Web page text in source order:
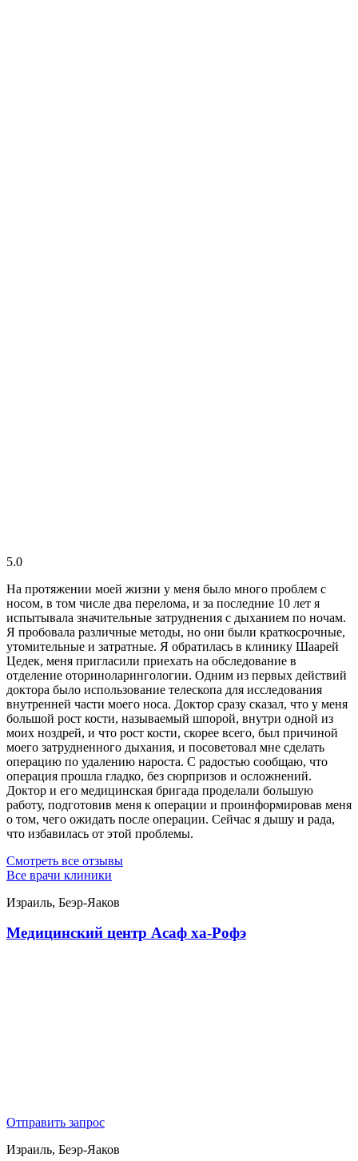
5.0
На протяжении моей жизни у меня было много проблем с
носом, в том числе два перелома, и за последние 10 лет я
испытывала значительные затруднения с дыханием по ночам.
Я пробовала различные методы, но они были краткосрочные,
утомительные и затратные. Я обратилась в клинику Шаарей
Цедек, меня пригласили приехать на обследование в
отделение оториноларингологии. Одним из первых действий
доктора было использование телескопа для исследования
внутренней части моего носа. Доктор сразу сказал, что у меня
большой рост кости, называемый шпорой, внутри одной из
моих ноздрей, и что рост кости, скорее всего, был причиной
моего затрудненного дыхания, и посоветовал мне сделать
операцию по удалению нароста. С радостью сообщаю, что
операция прошла гладко, без сюрпризов и осложнений.
Доктор и его медицинская бригада проделали большую
работу, подготовив меня к операции и проинформировав меня
о том, чего ожидать после операции. Сейчас я дышу и рада,
что избавилась от этой проблемы.
Смотреть все отзывы
Все врачи клиники
Израиль, Беэр-Яаков
Медицинский центр Асаф ха-Рофэ
Отправить запрос
Израиль, Беэр-Яаков